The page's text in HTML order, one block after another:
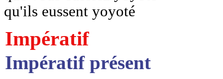
qu'ils eussent yoyoté
Impératif
Impératif présent